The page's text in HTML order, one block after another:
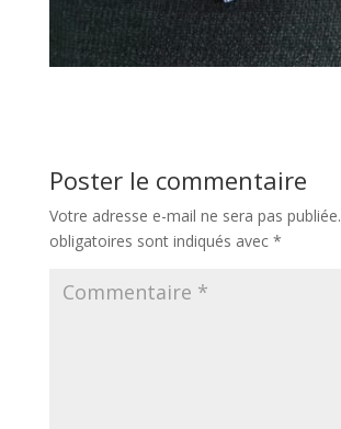
Poster le commentaire
Votre adresse e-mail ne sera pas publiée.
obligatoires sont indiqués avec *